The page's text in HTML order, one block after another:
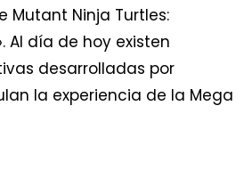
Mutant Ninja Turtles:
Al día de hoy existen
desarrolladas por
la experiencia de la Mega